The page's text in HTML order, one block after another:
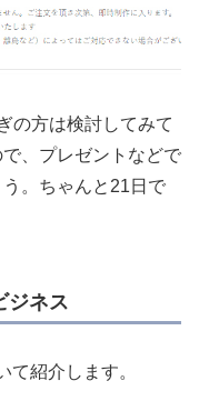
の方は検討してみて
、プレゼントなどで
。ちゃんと21日で
ジネス
て紹介します。